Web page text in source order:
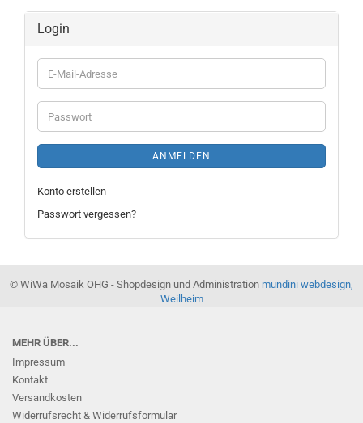
Login
E-
Mail-
Adresse
Passwort
ANMELDEN
Konto erstellen
Passwort vergessen?
© WiWa Mosaik OHG - Shopdesign und Administration mundini webdesign,
Weilheim
MEHR ÜBER...
Impressum
Kontakt
Versandkosten
Widerrufsrecht & Widerrufsformular